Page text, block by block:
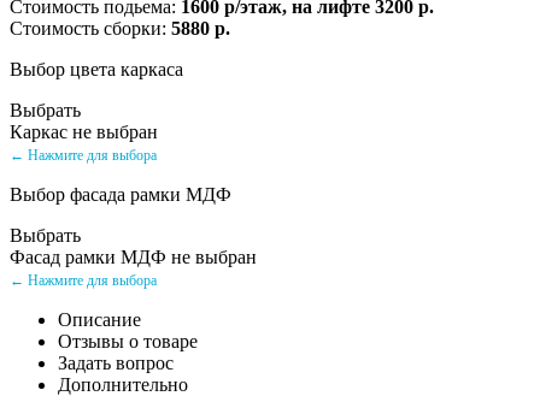
Стоимость подьема: 1600 р/этаж, на лифте 3200 р.
Стоимость сборки: 5880 р.
Выбор цвета каркаса
Выбрать
Каркас не выбран
← Нажмите для выбора
Выбор фасада рамки МДФ
Выбрать
Фасад рамки МДФ не выбран
← Нажмите для выбора
Описание
Отзывы о товаре
Задать вопрос
Дополнительно